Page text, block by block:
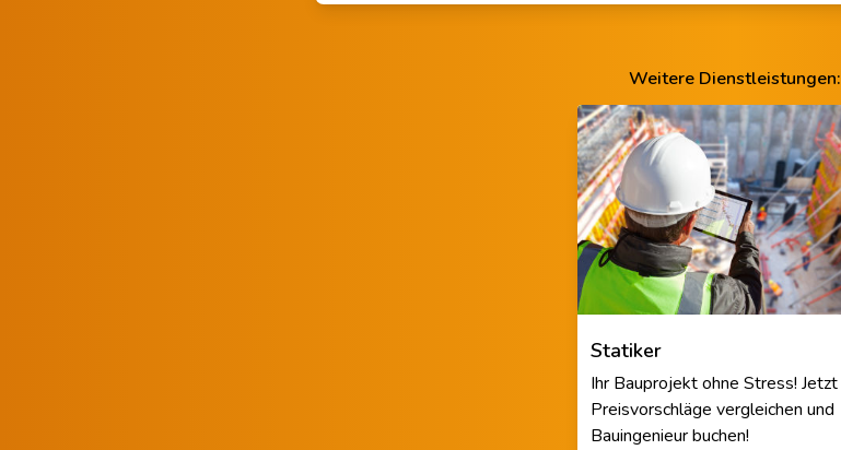
Weitere Dienstleistungen:
Statiker
Ihr Bauprojekt ohne Stress! Jetzt
Preisvorschläge vergleichen und
Bauingenieur buchen!